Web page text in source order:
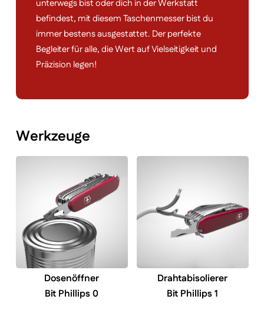
unterwegs bist oder dich in der Werkstatt
befindest, mit diesem Taschenmesser bist du
immer bestens ausgestattet. Der perfekte
Begleiter für alle, die Wert auf Vielseitigkeit und
Präzision legen!
Werkzeuge
Dosenöffner
Bit Phillips 0
Drahtabisolierer
Bit Phillips 1